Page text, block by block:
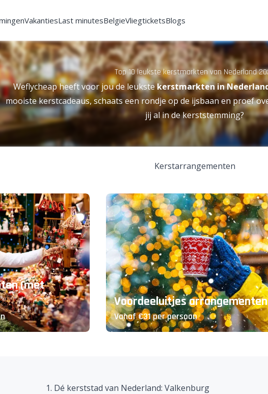
VakantiesLast minutesBelgieVliegticketsBlogs
Top 10 leukste kerstmarkten van Nederland
Weflycheap heeft voor jou de leukstekerstmarkten in
mooiste kerstcadeaus, schaats een rondje op de ijsbaan en proef
jij al in de kerststemming?
Kerstarrangementen
(mét
Voordeeluitjes arrangementen
Vanaf €31 per persoon
1. Dé kerststad van Nederland: Valkenburg